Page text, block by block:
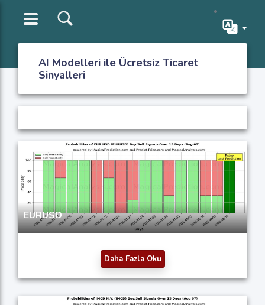
AI Modelleri ile Ücretsiz Ticaret
Sinyalleri
EURUSD
Daha Fazla Oku